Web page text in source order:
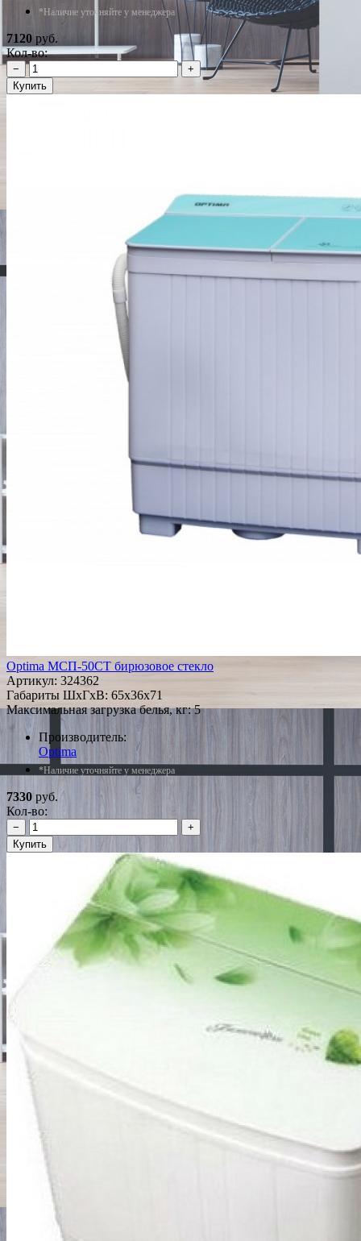
*Наличие уточняйте у менеджера
7120руб.
Кол-во:
−
+
Купить
Optima МСП-50СТ бирюзовое стекло
Артикул: 324362
Габариты ШxГxВ: 65x36x71
Максимальная загрузка белья, кг: 5
Производитель:
Optima
*Наличие уточняйте у менеджера
7330 руб.
Кол-во:
−
+
Купить